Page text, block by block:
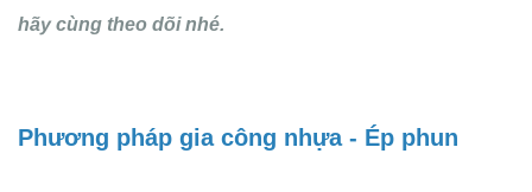
hãy cùng theo dõi nhé.
Phương pháp gia công nhựa - Ép phun